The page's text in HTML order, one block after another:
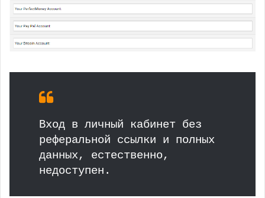
Вход в личный кабинет без
реферальной ссылки и полных
данных, естественно,
недоступен.